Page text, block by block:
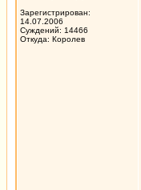
Зарегистрирован:
14.07.2006
Суждений: 14466
Откуда: Королев